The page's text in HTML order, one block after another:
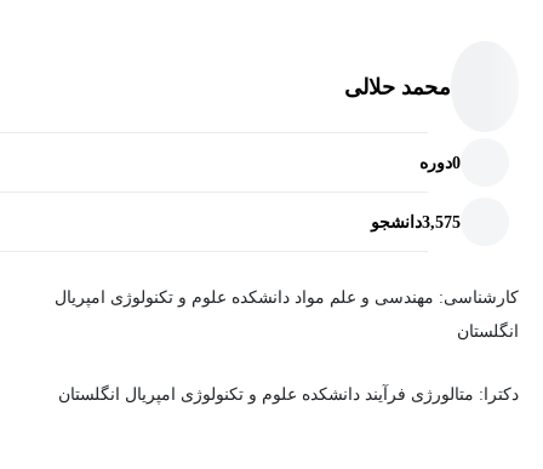
محمد حلالی
0دوره
3,575دانشجو
کارشناسی: مهندسی و علم مواد دانشکده علوم و تکنولوژی امپریال
انگلستان
دکترا: متالورژی فرآیند دانشکده علوم و تکنولوژی امپریال انگلستان